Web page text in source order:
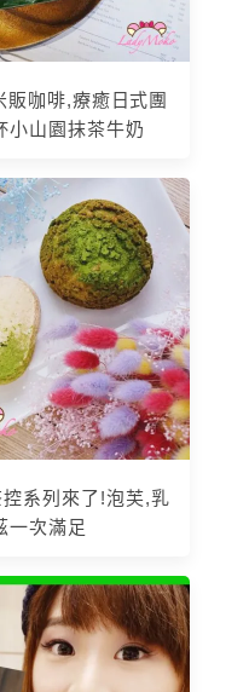
咖啡,療癒日式團
小山園抹茶牛奶
系列來了!泡芙,乳
一次滿足